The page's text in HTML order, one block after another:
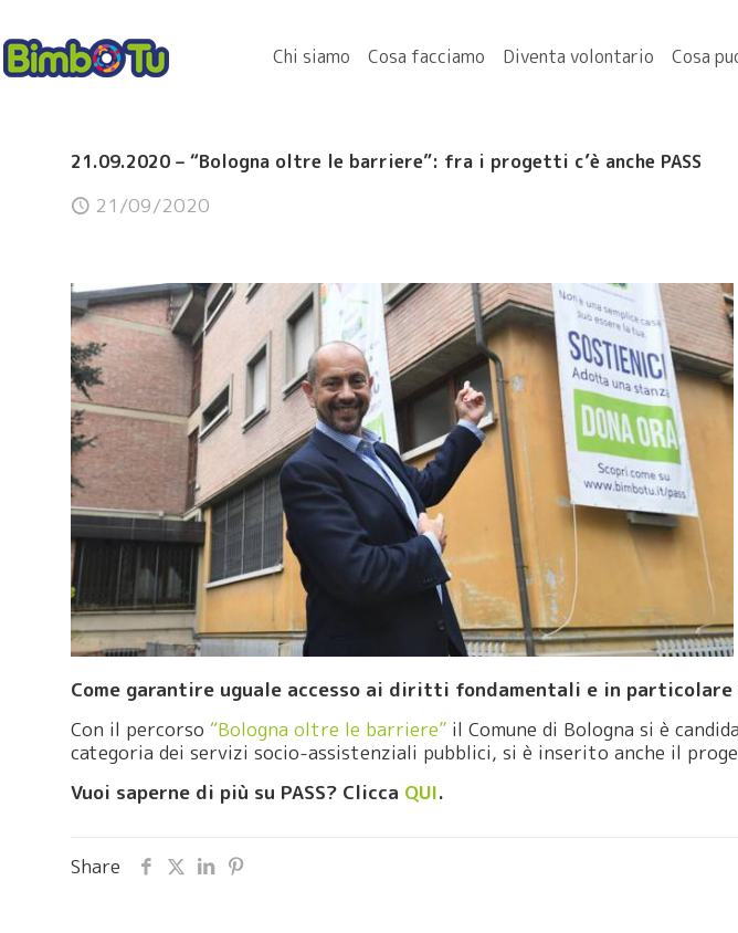
Chi siamo Cosa facciamo Diventa volontario Cosa
21.09.2020 – “Bologna oltre le barriere”: fra i progetti c’è anche PASS
21/09/2020
Come garantire uguale accesso ai diritti fondamentali e in
Con il percorso“Bologna oltre le barriere” il Comune di Bologna si è
categoria dei servizi socio-assistenziali pubblici, si è inserito anche il
Vuoi saperne di più su PASS? Clicca QUI.
Share